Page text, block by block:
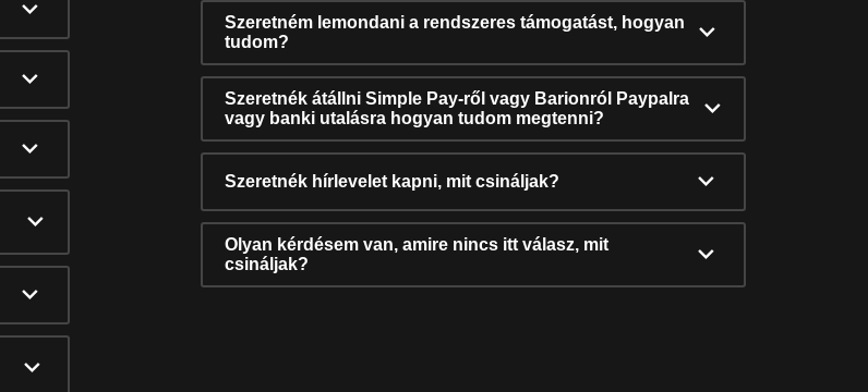
Szeretném lemondani a rendszeres támogatást, hogyan
tudom?
Szeretnék átállni Simple Pay-ről vagy Barionról Paypalra
vagy banki utalásra hogyan tudom megtenni?
Szeretnék hírlevelet kapni, mit csináljak?
Olyan kérdésem van, amire nincs itt válasz, mit
csináljak?